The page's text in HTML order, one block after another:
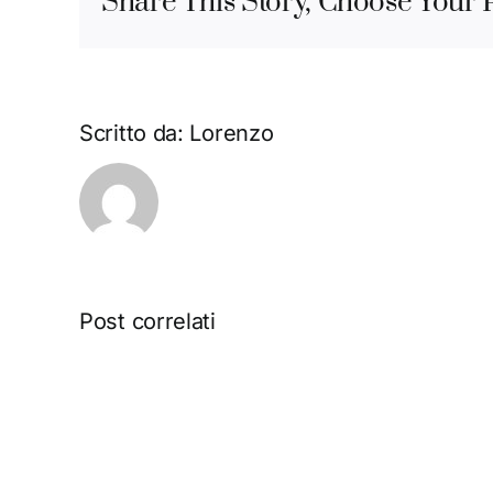
Scritto da: Lorenzo
Post correlati